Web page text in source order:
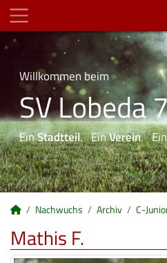
Willkommen beim
SV Lobeda
EinStadtteil. EinVerein.
Nachwuchs Archiv C-
Mathis F.